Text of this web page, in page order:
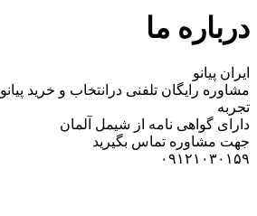
درباره ما
ایران پیانو
مشاوره رایگان تلفنی درانتخاب و خرید
تجربه
دارای گواهی نامه از شیمل آلمان
جهت مشاوره تماس بگیرید
۰۹۱۲۱۰۳۰۱۵۹